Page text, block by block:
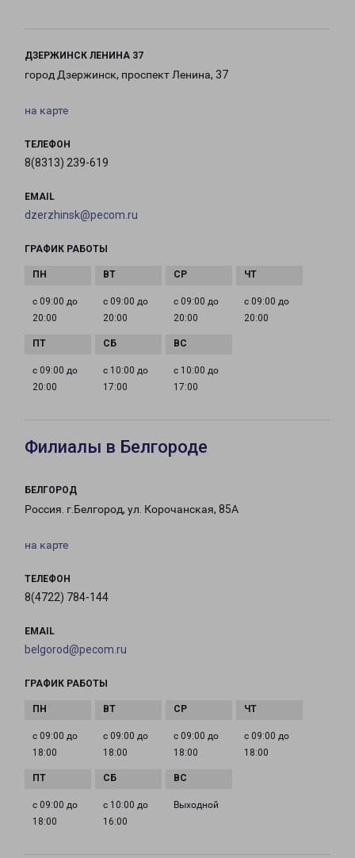
ДЗЕРЖИНСК ЛЕНИНА 37
город Дзержинск, проспект Ленина, 37
на карте
ТЕЛЕФОН
8(8313) 239-619
EMAIL
dzerzhinsk@pecom.ru
ГРАФИК РАБОТЫ
с 09:00 до
20:00
с 09:00 до
20:00
с 09:00 до
20:00
с 09:00 до
20:00
с 09:00 до
20:00
с 10:00 до
17:00
с 10:00 до
17:00
Филиалы в Белгороде
БЕЛГОРОД
Россия. г.Белгород, ул. Корочанская, 85А
на карте
ТЕЛЕФОН
8(4722) 784-144
EMAIL
belgorod@pecom.ru
ГРАФИК РАБОТЫ
с 09:00 до
18:00
с 09:00 до
18:00
с 09:00 до
18:00
с 09:00 до
18:00
с 09:00 до
18:00
с 10:00 до
16:00
Выходной